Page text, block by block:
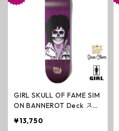
GIRL SKULL OF FAME SIM
ON BANNEROT Deck スケ
スケートボード ショー
¥13,750